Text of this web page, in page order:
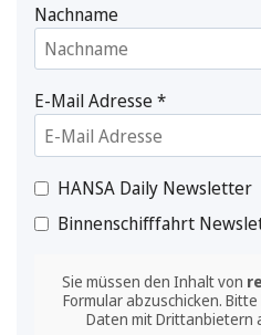
Nachname
E-Mail Adresse*
HANSA Daily Newsletter
Binnenschifffahrt
Sie müssen den Inhalt von
Formular abzuschicken.
Daten mit Drittanbietern